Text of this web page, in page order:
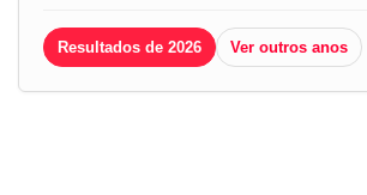
Resultados de 2026 Ver outros anos